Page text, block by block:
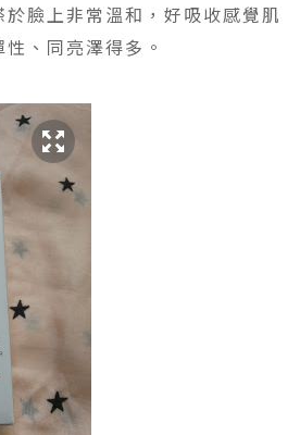
臉上非常溫和，好吸收感覺肌
、同亮澤得多。